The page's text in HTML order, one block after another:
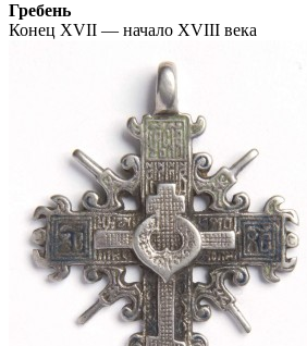
Гребень
Конец XVII — начало XVIII века